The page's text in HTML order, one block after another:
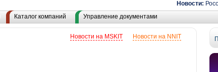
Новости:
Каталог компаний Управление документами
Новости на NNIT
Новости на MSKIT